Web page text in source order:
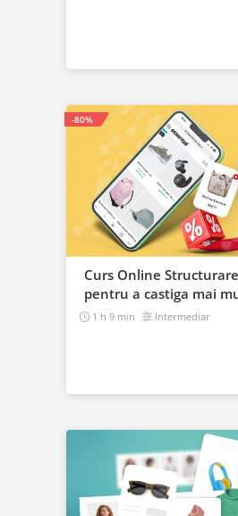
Curs Online
pentru a castiga mai
1 h 9 min Intermediar
-80%